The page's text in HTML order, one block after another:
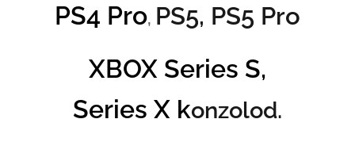
PS4 Pro, PS5, PS5 Pro
XBOX Series S,
Series X konzolod.